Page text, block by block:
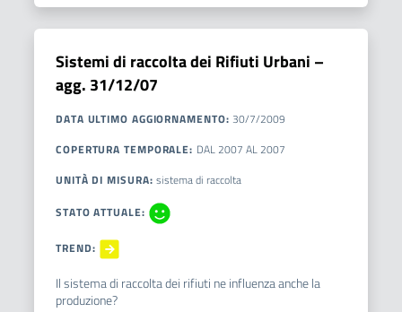
Sistemi di raccolta dei Rifiuti Urbani –
agg. 31/12/07
DATA ULTIMO AGGIORNAMENTO: 30/7/2009
COPERTURA TEMPORALE: DAL 2007 AL 2007
UNITÀ DI MISURA: sistema di raccolta
STATO ATTUALE:
TREND:
Il sistema di raccolta dei rifiuti ne influenza anche la
produzione?